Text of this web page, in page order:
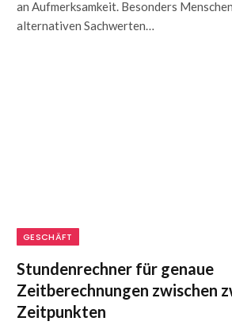
an Aufmerksamkeit. Besonders
alternativen Sachwerten…
GESCHÄFT
Stundenrechner für genaue
Zeitberechnungen zwischen
Zeitpunkten